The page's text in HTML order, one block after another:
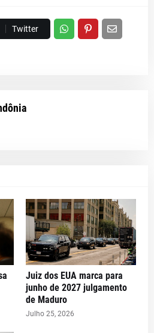
Twitter
Juiz dos EUA marca para
junho de 2027 julgamento
de Maduro
Julho 25, 2026